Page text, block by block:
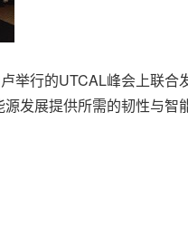
举行的UTCAL峰会上联合
发展提供所需的韧性与智